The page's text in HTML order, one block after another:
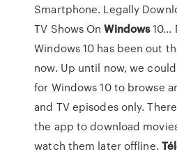
Smartphone. Legally
TV Shows OnWindows10…
Windows 10 has been out
now. Up until now, we
for Windows 10 to browse
and TV episodes only.
the app to download
watch them later offline.